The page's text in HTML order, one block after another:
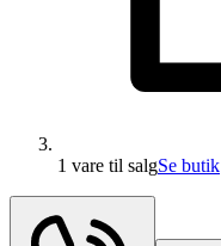
1 vare til salgSe butik